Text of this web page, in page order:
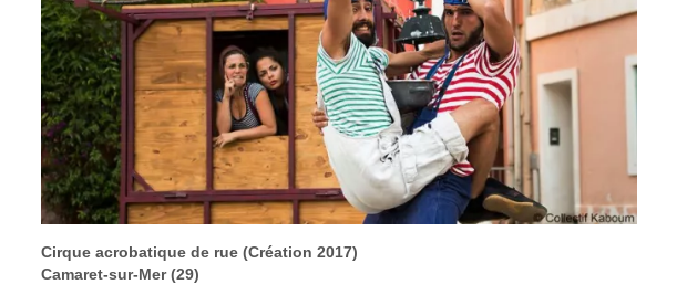
Cirque acrobatique de rue (Création 2017)
Camaret-sur-Mer (29)